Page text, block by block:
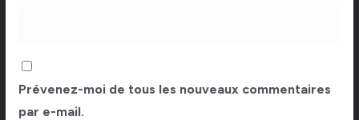
Prévenez-moi de tous les nouveaux commentaires
par e-mail.